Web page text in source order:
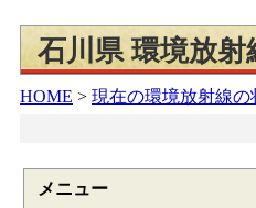
石川県 環境放
HOME > 現在の環境放射線の
メニュー